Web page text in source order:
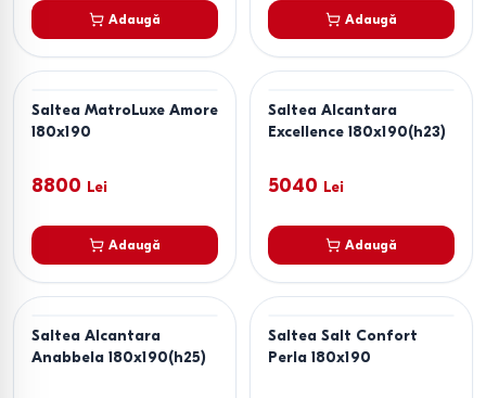
Adaugă Adaugă
Saltea MatroLuxe Amore
180x190
8800 Lei
Adaugă
Saltea Alcantara
Excellence 180x190(h23)
5040 Lei
Adaugă
Saltea Alcantara
Anabbela 180x190(h25)
Saltea Salt Confort
Perla 180x190